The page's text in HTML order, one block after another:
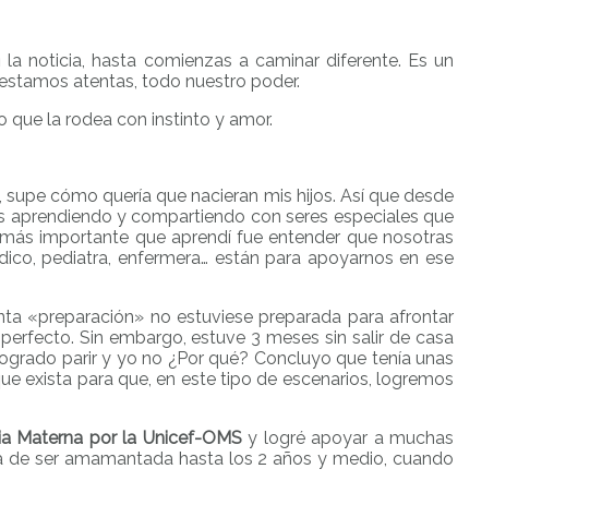
noticia, hasta comienzas a caminar diferente. Es un
atentas, todo nuestro poder.
que la rodea con instinto y amor.
cómo quería que nacieran mis hijos. Así que desde
y compartiendo con seres especiales que
importante que aprendí fue entender que nosotras
pediatra, enfermera… están para apoyarnos en ese
«preparación» no estuviese preparada para afrontar
Sin embargo, estuve 3 meses sin salir de casa
parir y yo no ¿Por qué? Concluyo que tenía unas
exista para que, en este tipo de escenarios, logremos
Materna por la Unicef-OMSy logré apoyar a muchas
ser amamantada hasta los 2 años y medio, cuando